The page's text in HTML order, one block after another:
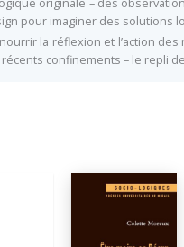
pour imaginer des solutions
la réflexion et l’action
confinements – le repli